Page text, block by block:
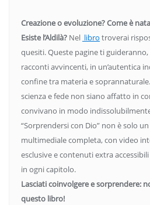
Creazione o evoluzione? Come è
Esiste l’Aldilà? Nel libro troverai
quesiti. Queste pagine ti
racconti avvincenti, in un’autentica
confine tra materia e
scienza e fede non siano affatto in
convivano in modo
“Sorprendersi con Dio” non è solo
multimediale completa, con video
esclusive e contenuti extra
in ogni capitolo.
Lasciati coinvolgere e sorprendere:
questo libro!